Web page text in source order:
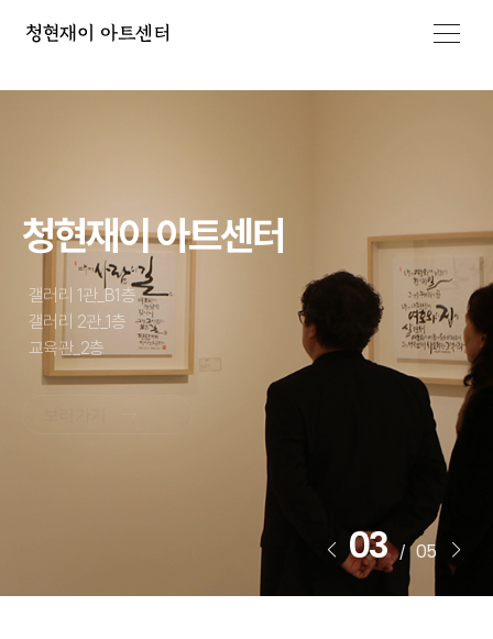
메뉴 열기
청현재이 아트센터
갤러리 1관_B1층
갤러리 2관_1층
교육관_2층
03 / 05